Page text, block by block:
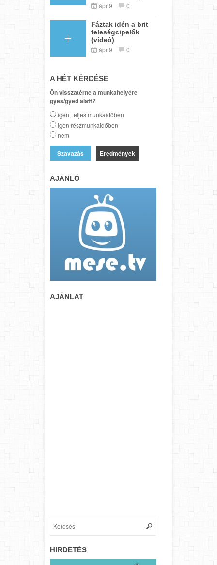
ápr 9 0
Fáztak idén a brit
feleségcipelők
(videó)
ápr 9 0
A HÉT KÉRDÉSE
Ön visszatérne a munkahelyére
gyes/gyed alatt?
igen, teljes munkaidőben
igen részmunkaidőben
nem
Eredmények
AJÁNLÓ
AJÁNLAT
HIRDETÉS